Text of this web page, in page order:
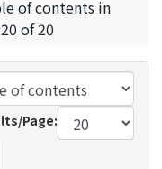
of contents in
of 20
Page: